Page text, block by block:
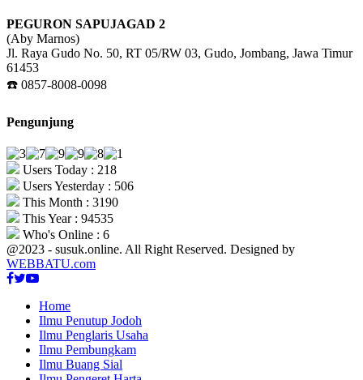
PEGURON SAPUJAGAD 2
(Aby Marnos)
Jl. Raya Gudo No. 50, RT 05/RW 03, Gudo, Jombang, Jawa Timur
61453
☎️ 0857-8008-0098
Pengunjung
Users Today : 218
Users Yesterday : 506
This Month : 3190
This Year : 94535
Who's Online : 6
@2023 - susuk.online. All Right Reserved. Designed by
WEBBATU.com
Facebook
Twitter
Youtube
Home
Ilmu Penutup Jodoh
Ilmu Penglaris Usaha
Ilmu Pembungkam
Ilmu Buang Sial